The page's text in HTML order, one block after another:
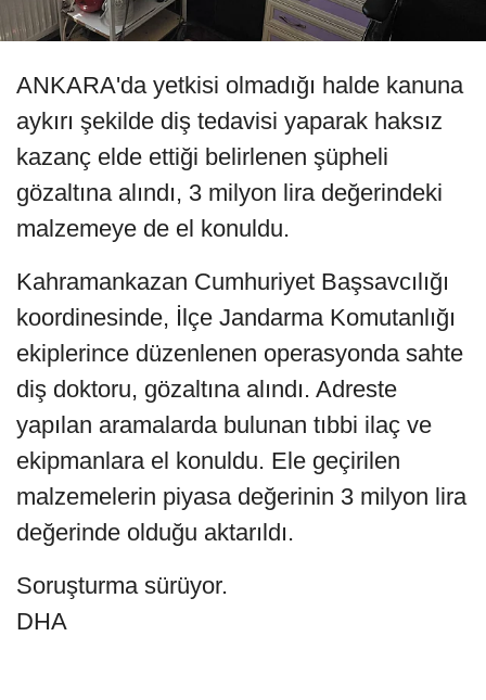
ANKARA'da yetkisi olmadığı halde kanuna
aykırı şekilde diş tedavisi yaparak haksız
kazanç elde ettiği belirlenen şüpheli
gözaltına alındı, 3 milyon lira değerindeki
malzemeye de el konuldu.
Kahramankazan Cumhuriyet Başsavcılığı
koordinesinde, İlçe Jandarma Komutanlığı
ekiplerince düzenlenen operasyonda sahte
diş doktoru, gözaltına alındı. Adreste
yapılan aramalarda bulunan tıbbi ilaç ve
ekipmanlara el konuldu. Ele geçirilen
malzemelerin piyasa değerinin 3 milyon lira
değerinde olduğu aktarıldı.
Soruşturma sürüyor.
DHA